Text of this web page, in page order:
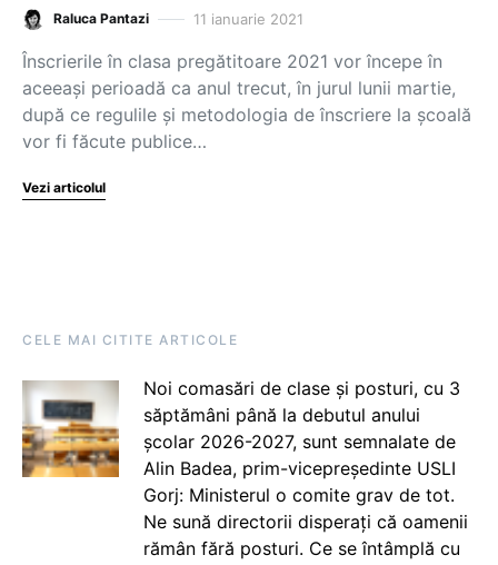
Raluca Pantazi 11 ianuarie 2021
Înscrierile în clasa pregătitoare 2021 vor începe în
aceeași perioadă ca anul trecut, în jurul lunii martie,
după ce regulile și metodologia de înscriere la școală
vor fi făcute publice…
Vezi articolul
CELE MAI CITITE ARTICOLE
Noi comasări de clase și posturi, cu 3
săptămâni până la debutul anului
școlar 2026-2027, sunt semnalate de
Alin Badea, prim-vicepreședinte USLI
Gorj: Ministerul o comite grav de tot.
Ne sună directorii disperați că oamenii
rămân fără posturi. Ce se întâmplă cu